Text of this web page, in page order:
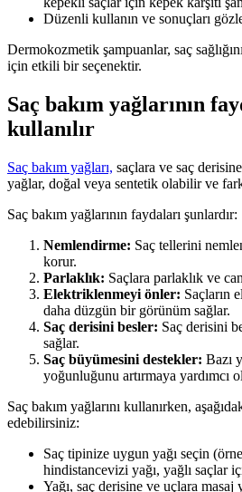
Düzenli kullanın ve sonuçları
Dermokozmetik şampuanlar, saç
için etkili bir seçenektir.
Saç bakım yağlarının
kullanılır
Saç bakım yağları, saçlara ve saç
yağlar, doğal veya sentetik olabilir ve
Saç bakım yağlarının faydaları şunlardır:
Nemlendirme: Saç tellerini
korur.
Parlaklık: Saçlara parlaklık ve
Elektriklenmeyi önler: Saçların
daha düzgün bir görünüm sağlar.
Saç derisini besler: Saç derisini
sağlar.
Saç büyümesini destekler: Bazı
yoğunluğunu artırmaya yardımcı
Saç bakım yağlarını kullanırken,
edebilirsiniz:
Saç tipinize uygun yağı seçin
hindistancevizi yağı, yağlı saçlar
Yağı, saç derisine ve uçlara masaj